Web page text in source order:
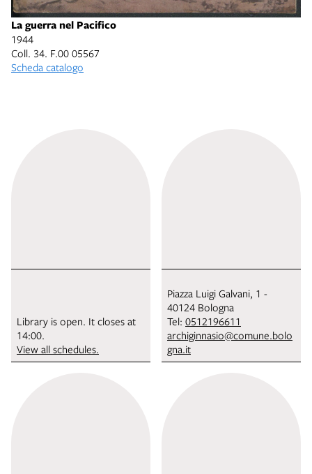
La guerra nel Pacifico
1944
Coll. 34. F.00 05567
Scheda catalogo
Library is open. It closes at
14:00.
View all schedules.
Piazza Luigi Galvani, 1 -
40124 Bologna
Tel: 0512196611
archiginnasio@comune.bolo
gna.it